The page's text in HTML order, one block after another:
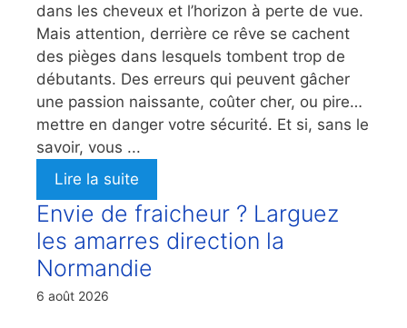
dans les cheveux et l’horizon à perte de vue.
Mais attention, derrière ce rêve se cachent
des pièges dans lesquels tombent trop de
débutants. Des erreurs qui peuvent gâcher
une passion naissante, coûter cher, ou pire…
mettre en danger votre sécurité. Et si, sans le
savoir, vous ...
Lire la suite
Envie de fraicheur ? Larguez
les amarres direction la
Normandie
6 août 2026